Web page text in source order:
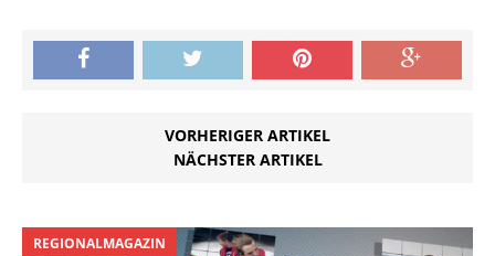
VORHERIGER ARTIKEL
NÄCHSTER ARTIKEL
REGIONALMAGAZIN